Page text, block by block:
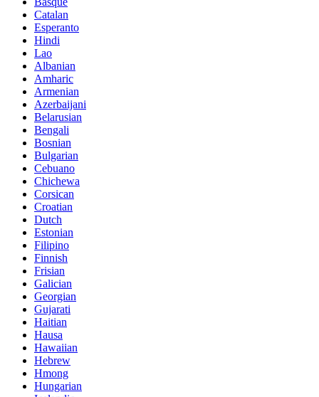
Catalan
Esperanto
Hindi
Lao
Albanian
Amharic
Armenian
Azerbaijani
Belarusian
Bengali
Bosnian
Bulgarian
Cebuano
Chichewa
Corsican
Croatian
Dutch
Estonian
Filipino
Finnish
Frisian
Galician
Georgian
Gujarati
Haitian
Hausa
Hawaiian
Hebrew
Hmong
Hungarian